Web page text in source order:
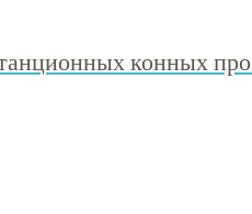
конных